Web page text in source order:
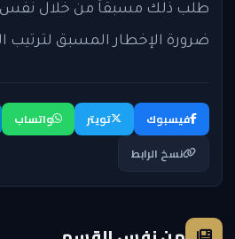
طلب ذلك مسبقاً من خلال نفس
ضرورة الإخطار المسبق لترتيب
فيسبوك تويتر واتساب
نسخ الرابط